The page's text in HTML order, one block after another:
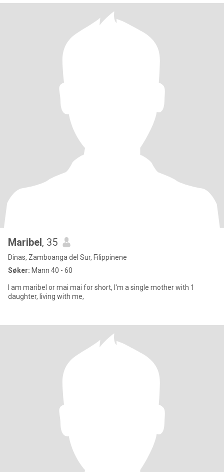
Maribel, 35
Dinas, Zamboanga del Sur, Filippinene
Søker: Mann 40 - 60
I am maribel or mai mai for short, I'm a single mother with 1
daughter, living with me,